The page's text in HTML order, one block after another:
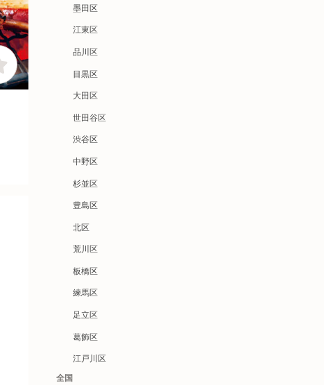
墨田区
江東区
品川区
目黒区
大田区
世田谷区
渋谷区
中野区
杉並区
豊島区
北区
荒川区
板橋区
練馬区
足立区
葛飾区
江戸川区
全国